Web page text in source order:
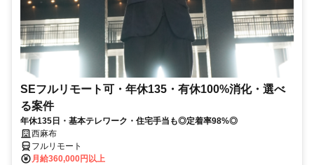
SEフルリモート可・年休135・有休100%消化・選べ
る案件
年休135日・基本テレワーク・住宅手当も◎定着率98%◎
西麻布
フルリモート
月給360,000円以上